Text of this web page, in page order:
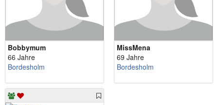
Bobbymum
66 Jahre
Bordesholm
MissMena
69 Jahre
Bordesholm